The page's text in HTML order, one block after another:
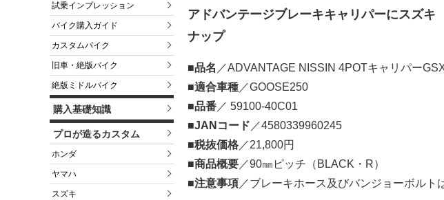
試乗インプレッション
バイク購入ガイド
カスタムバイク
旧車・絶版バイク
絶版ミドルバイク
購入基礎知識
プロが造るカスタム
ホンダ
ヤマハ
スズキ
アドバンテージブレーキキャリパーにスズ
ナップ
■品名 ／ADVANTAGE NISSIN 4POTキャリパー
■適合車種 ／GOOSE250
■品番 ／ 59100-40C01
■JANコード ／4580339960245
■税抜価格 ／21,800円
■商品概要 ／90㎜ピッチ（BLACK・R）
■注意事項 ／ブレーキホース及びバンジョーボルト